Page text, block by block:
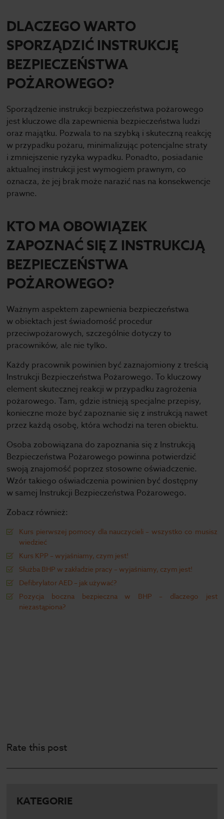
DLACZEGO WARTO
SPORZĄDZIĆ INSTRUKCJĘ
BEZPIECZEŃSTWA
POŻAROWEGO?
Sporządzenie instrukcji bezpieczeństwa pożarowego
jest kluczowe dla zapewnienia bezpieczeństwa ludzi
oraz majątku. Pozwala to na szybką i skuteczną reakcję
w przypadku pożaru, minimalizując potencjalne straty
i zmniejszenie ryzyka wypadku. Ponadto, posiadanie
aktualnej instrukcji jest wymogiem prawnym, co
oznacza, że jej brak może narazić nas na konsekwencje
prawne.
KTO MA OBOWIĄZEK
ZAPOZNAĆ SIĘ Z INSTRUKCJĄ
BEZPIECZEŃSTWA
POŻAROWEGO?
Ważnym aspektem zapewnienia bezpieczeństwa
w obiektach jest świadomość procedur
przeciwpożarowych, szczególnie dotyczy to
pracowników, ale nie tylko.
Każdy pracownik powinien być zaznajomiony z treścią
Instrukcji Bezpieczeństwa Pożarowego. To kluczowy
element skutecznej reakcji w przypadku zagrożenia
pożarowego. Tam, gdzie istnieją specjalne przepisy,
konieczne może być zapoznanie się z instrukcją nawet
przez każdą osobę, która wchodzi na teren obiektu.
Osoba zobowiązana do zapoznania się z Instrukcją
Bezpieczeństwa Pożarowego powinna potwierdzić
swoją znajomość poprzez stosowne oświadczenie.
Wzór takiego oświadczenia powinien być dostępny
w samej Instrukcji Bezpieczeństwa Pożarowego.
Zobacz również:
Kurs pierwszej pomocy dla nauczycieli – wszystko co musisz
wiedzieć
Kurs KPP – wyjaśniamy, czym jest!
Służba BHP w zakładzie pracy – wyjaśniamy, czym jest!
Defibrylator AED – jak używać?
Pozycja boczna bezpieczna w BHP – dlaczego jest
niezastąpiona?
Rate this post
KATEGORIE